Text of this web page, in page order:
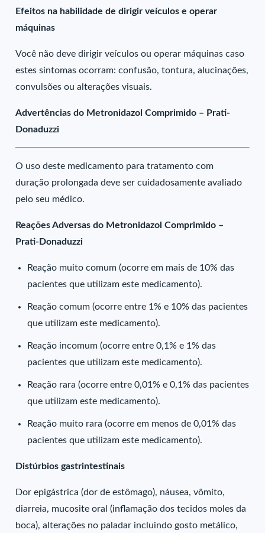
Efeitos na habilidade de dirigir veículos e operar
máquinas
Você não deve dirigir veículos ou operar máquinas caso
estes sintomas ocorram: confusão, tontura, alucinações,
convulsões ou alterações visuais.
Advertências do Metronidazol Comprimido – Prati-
Donaduzzi
O uso deste medicamento para tratamento com
duração prolongada deve ser cuidadosamente avaliado
pelo seu médico.
Reações Adversas do Metronidazol Comprimido –
Prati-Donaduzzi
Reação muito comum (ocorre em mais de 10% das
pacientes que utilizam este medicamento).
Reação comum (ocorre entre 1% e 10% das pacientes
que utilizam este medicamento).
Reação incomum (ocorre entre 0,1% e 1% das
pacientes que utilizam este medicamento).
Reação rara (ocorre entre 0,01% e 0,1% das pacientes
que utilizam este medicamento).
Reação muito rara (ocorre em menos de 0,01% das
pacientes que utilizam este medicamento).
Distúrbios gastrintestinais
Dor epigástrica (dor de estômago), náusea, vômito,
diarreia, mucosite oral (inflamação dos tecidos moles da
boca), alterações no paladar incluindo gosto metálico,